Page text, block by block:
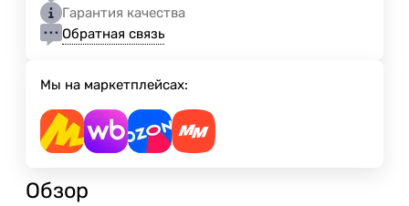
Гарантия качества
Обратная связь
Мы на маркетплейсах:
Обзор